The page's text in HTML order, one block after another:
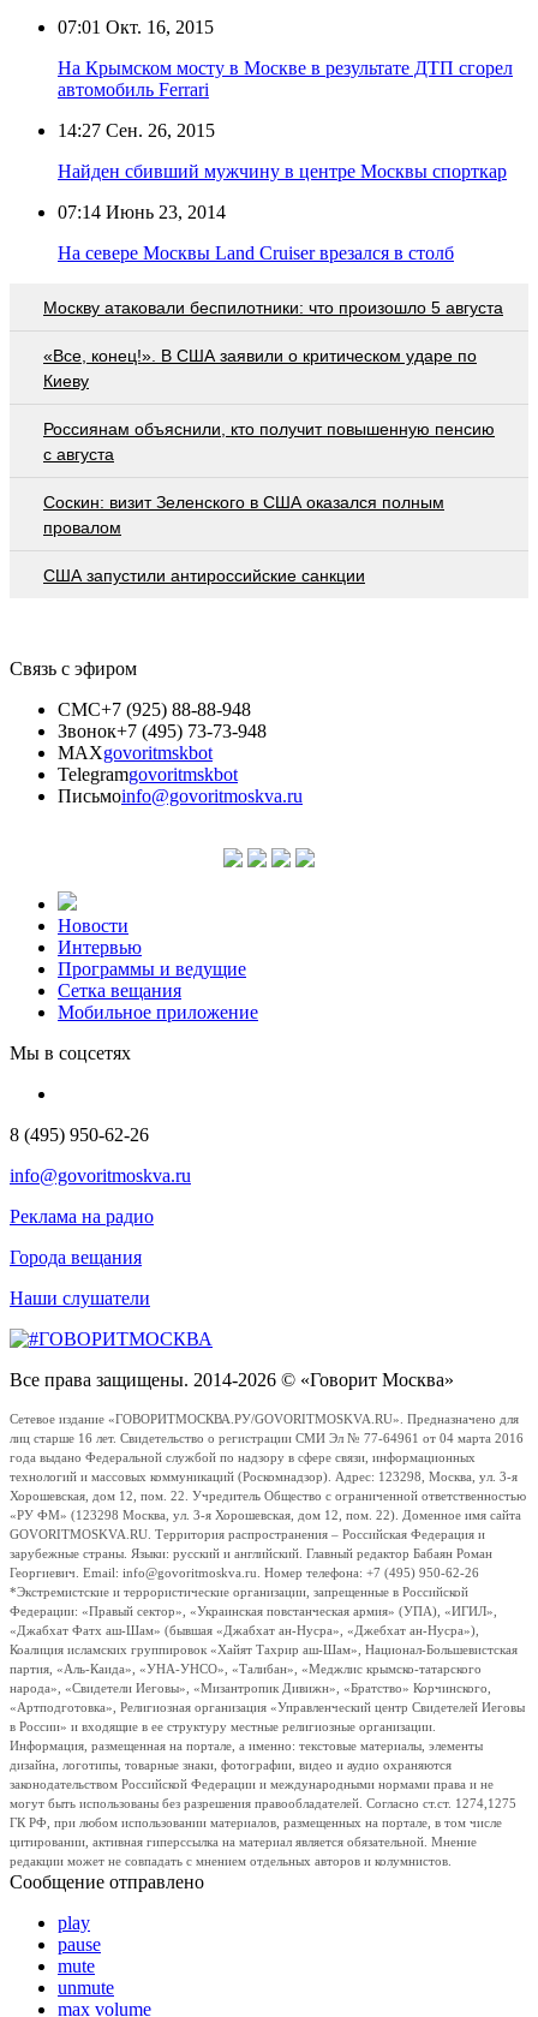
07:01 Окт. 16, 2015
На Крымском мосту в Москве в результате ДТП сгорел
автомобиль Ferrari
14:27 Сен. 26, 2015
Найден сбивший мужчину в центре Москвы спорткар
07:14 Июнь 23, 2014
На севере Москвы Land Cruiser врезался в столб
Москву атаковали беспилотники: что произошло 5 августа
«Все, конец!». В США заявили о критическом ударе по
Киеву
Россиянам объяснили, кто получит повышенную пенсию
с августа
Соскин: визит Зеленского в США оказался полным
провалом
США запустили антироссийские санкции
Связь с эфиром
СМС+7 (925) 88-88-948
Звонок+7 (495) 73-73-948
MAXgovoritmskbot
Telegramgovoritmskbot
Письмоinfo@govoritmoskva.ru
Новости
Интервью
Программы и ведущие
Сетка вещания
Мобильное приложение
Мы в соцсетях
8 (495) 950-62-26
info@govoritmoskva.ru
Реклама на радио
Города вещания
Наши слушатели
Все права защищены. 2014-2026 © «Говорит Москва»
Сетевое издание «ГОВОРИТМОСКВА.РУ/GOVORITMOSKVA.RU». Предназначено для
лиц старше 16 лет. Свидетельство о регистрации СМИ Эл № 77-64961 от 04 марта 2016
года выдано Федеральной службой по надзору в сфере связи, информационных
технологий и массовых коммуникаций (Роскомнадзор). Адрес: 123298, Москва, ул. 3-я
Хорошевская, дом 12, пом. 22. Учредитель Общество с ограниченной ответственностью
«РУ ФМ» (123298 Москва, ул. 3-я Хорошевская, дом 12, пом. 22). Доменное имя сайта
GOVORITMOSKVA.RU. Территория распространения – Российская Федерация и
зарубежные страны. Языки: русский и английский. Главный редактор Бабаян Роман
Георгиевич. Email: info@govoritmoskva.ru. Номер телефона: +7 (495) 950-62-26
*Экстремистские и террористические организации, запрещенные в Российской
Федерации: «Правый сектор», «Украинская повстанческая армия» (УПА), «ИГИЛ»,
«Джабхат Фатх аш-Шам» (бывшая «Джабхат ан-Нусра», «Джебхат ан-Нусра»),
Коалиция исламских группировок «Хайят Тахрир аш-Шам», Национал-Большевистская
партия, «Аль-Каида», «УНА-УНСО», «Талибан», «Меджлис крымско-татарского
народа», «Свидетели Иеговы», «Мизантропик Дивижн», «Братство» Корчинского,
«Артподготовка», Религиозная организация «Управленческий центр Свидетелей Иеговы
в России» и входящие в ее структуру местные религиозные организации.
Информация, размещенная на портале, а именно: текстовые материалы, элементы
дизайна, логотипы, товарные знаки, фотографии, видео и аудио охраняются
законодательством Российской Федерации и международными нормами права и не
могут быть использованы без разрешения правообладателей. Согласно ст.ст. 1274,1275
ГК РФ, при любом использовании материалов, размещенных на портале, в том числе
цитировании, активная гиперссылка на материал является обязательной. Мнение
редакции может не совпадать с мнением отдельных авторов и колумнистов.
Сообщение отправлено
play
pause
mute
unmute
max volume